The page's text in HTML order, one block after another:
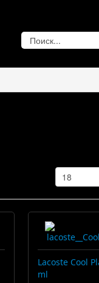
Lacoste Cool
ml